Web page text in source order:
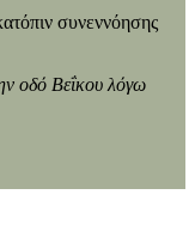
συνεννόησης
οδό Βεΐκου λόγω